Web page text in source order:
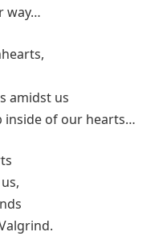
way…
amidst us
inside of our hearts…